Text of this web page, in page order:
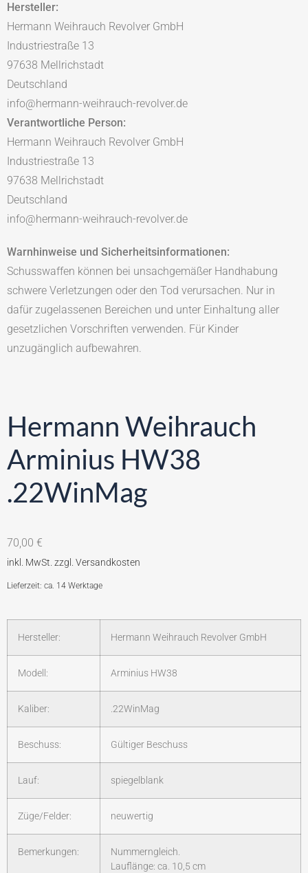
Hersteller:
Hermann Weihrauch Revolver GmbH
Industriestraße 13
97638 Mellrichstadt
Deutschland
info@hermann-weihrauch-revolver.de
Verantwortliche Person:
Hermann Weihrauch Revolver GmbH
Industriestraße 13
97638 Mellrichstadt
Deutschland
info@hermann-weihrauch-revolver.de
Warnhinweise und Sicherheitsinformationen:
Schusswaffen können bei unsachgemäßer Handhabung
schwere Verletzungen oder den Tod verursachen. Nur in
dafür zugelassenen Bereichen und unter Einhaltung aller
gesetzlichen Vorschriften verwenden. Für Kinder
unzugänglich aufbewahren.
Hermann Weihrauch
Arminius HW38
.22WinMag
70,00 €
Lieferzeit: ca. 14 Werktage
Hersteller: Hermann Weihrauch Revolver GmbH
Modell: Arminius HW38
Kaliber: .22WinMag
Beschuss: Gültiger Beschuss
Lauf: spiegelblank
Züge/Felder: neuwertig
Bemerkungen:
Nummerngleich.
Lauflänge: ca. 10,5 cm